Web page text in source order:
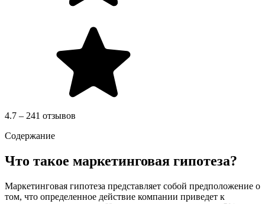
4.7 – 241 отзывов
Содержание
Что такое маркетинговая гипотеза?
Маркетинговая гипотеза представляет собой предположение о
том, что определенное действие компании приведет к